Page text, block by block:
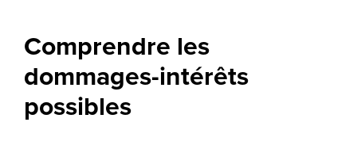
Comprendre les
dommages-intérêts
possibles